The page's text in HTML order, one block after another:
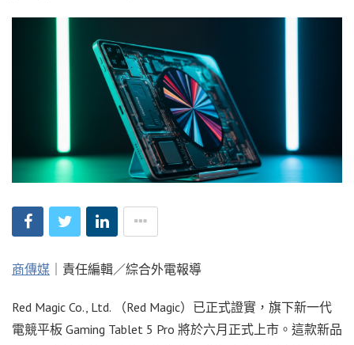
商傳媒 ｜責任編輯／綜合外電報導
Red Magic Co., Ltd. （Red Magic）已正式證實，旗下新一代
電競平板 Gaming Tablet 5 Pro 將於六月正式上市。這款新品